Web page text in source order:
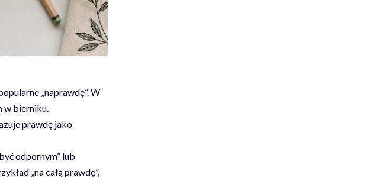
„naprawdę”. W
w bierniku.
prawdę jako
odpornym” lub
„na całą prawdę”,